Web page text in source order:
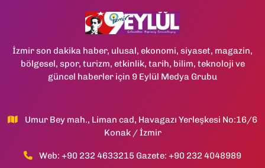
İzmir son dakika haber, ulusal, ekonomi, siyaset, magazin,
bölgesel, spor, turizm, etkinlik, tarih, bilim, teknoloji ve
güncel haberler için 9 Eylül Medya Grubu
Umur Bey mah., Liman cad, Havagazı Yerleşkesi No:16/6
Konak / İzmir
Web: +90 232 4633215 Gazete: +90 232 4048989